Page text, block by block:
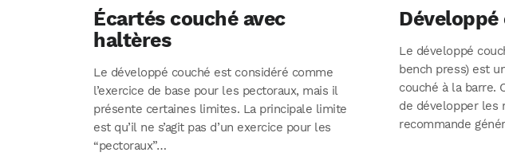
Écartés couché avec
haltères
Le développé couché est considéré comme
l’exercice de base pour les pectoraux, mais il
présente certaines limites. La principale limite
est qu’il ne s’agit pas d’un exercice pour les
“pectoraux”…
Le développé
bench press) est
couché à la barre.
de développer les
recommande